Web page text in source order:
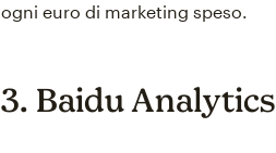
ogni euro di marketing speso.
3. Baidu Analytics